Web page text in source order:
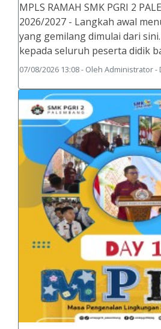
MPLS RAMAH SMK PGRI 2
2026/2027 - Langkah awal
yang gemilang dimulai dari
kepada seluruh peserta didik
07/08/2026 13:08 - Oleh Administrator -